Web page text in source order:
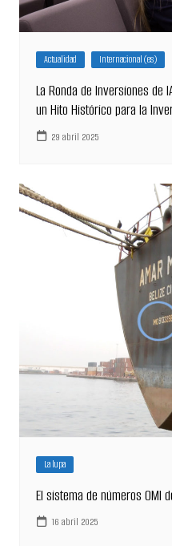
Actualidad Internacional (es)
La Ronda de Inversiones de
un Hito Histórico para la
29 abril 2025
La lupa
El sistema de números OMI
16 abril 2025